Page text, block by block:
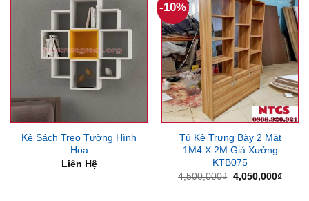
Kệ Sách Treo Tường Hình
Hoa
Liên Hệ
-10%
Tủ Kệ Trưng Bày 2 Mặt
1M4 X 2M Giá Xưởng
KTB075
4,500,000₫ Giá
4,050,000₫Giá